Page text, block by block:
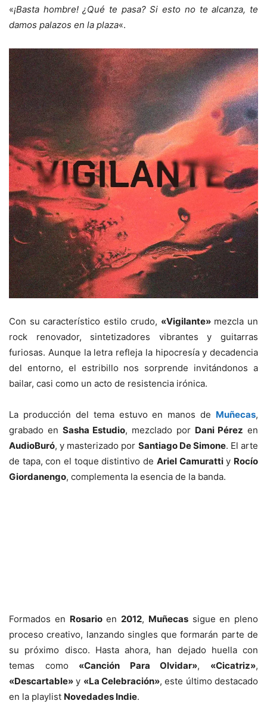
«¡Basta hombre! ¿Qué te pasa? Si esto no te alcanza, te
damos palazos en la plaza«.
Con su característico estilo crudo, «Vigilante»mezcla un
rock renovador, sintetizadores vibrantes y guitarras
furiosas. Aunque la letra refleja la hipocresía y decadencia
del entorno, el estribillo nos sorprende invitándonos a
bailar, casi como un acto de resistencia irónica.
La producción del tema estuvo en manos de Muñecas,
grabado en Sasha Estudio, mezclado por Dani Pérez en
AudioBuró, y masterizado por Santiago De Simone. El arte
de tapa, con el toque distintivo de Ariel Camurattiy Rocío
Giordanengo, complementa la esencia de la banda.
Formados en Rosarioen 2012, Muñecassigue en pleno
proceso creativo, lanzando singles que formarán parte de
su próximo disco. Hasta ahora, han dejado huella con
temas como «Canción Para Olvidar», «Cicatriz»,
«Descartable» y «La Celebración», este último destacado
en la playlist Novedades Indie.